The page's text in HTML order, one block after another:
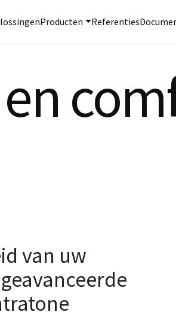
Producten Referenties
van uw